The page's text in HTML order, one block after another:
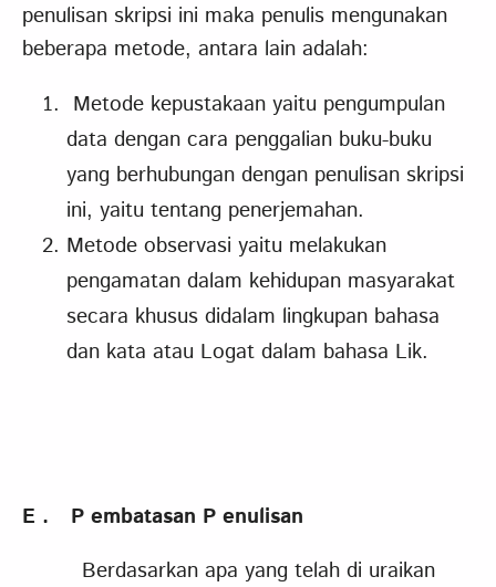
penulisan skripsi ini maka penulis mengunakan
beberapa metode, antara lain adalah:
Metode kepustakaan yaitu pengumpulan
data dengan cara penggalian buku-buku
yang berhubungan dengan penulisan skripsi
ini, yaitu tentang penerjemahan.
Metode observasi yaitu melakukan
pengamatan dalam kehidupan masyarakat
secara khusus didalam lingkupan bahasa
dan kata atau Logat dalam bahasa Lik.
E . P embatasan P enulisan
Berdasarkan apa yang telah di uraikan